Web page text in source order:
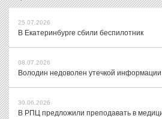
25.07.2026
В Екатеринбурге сбили беспилотник
08.07.2026
Володин недоволен утечкой
30.06.2026
В РПЦ предложили преподавать в